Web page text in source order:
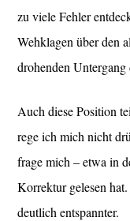
zu viele Fehler
Wehklagen über den
drohenden Untergang
Auch diese Position
rege ich mich nicht
frage mich – etwa in
Korrektur gelesen
deutlich entspannter.